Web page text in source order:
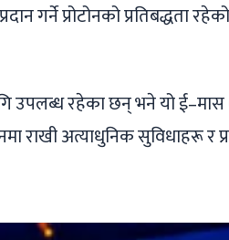
गर्ने प्रोटोनको प्रतिबद्धता
उपलब्ध रहेका छन् भने यो
अत्याधुनिक सुविधाहरू र